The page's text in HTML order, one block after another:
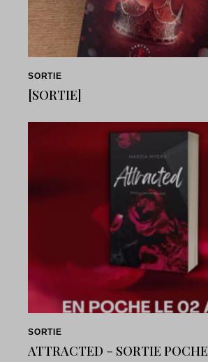
SORTIE
[SORTIE]
SORTIE
ATTRACTED – SORTIE POCHE